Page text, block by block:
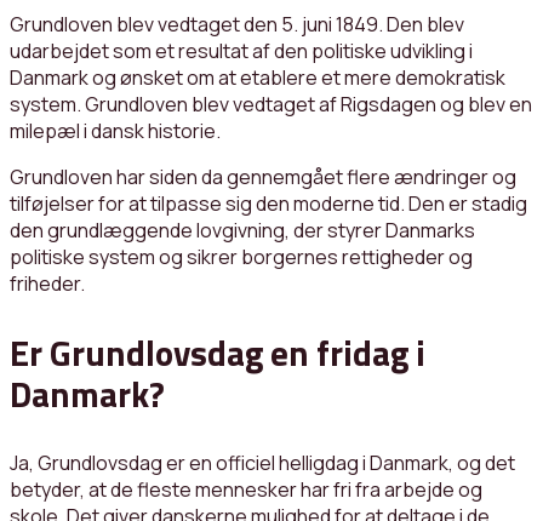
Grundloven blev vedtaget den 5. juni 1849. Den blev
udarbejdet som et resultat af den politiske udvikling i
Danmark og ønsket om at etablere et mere demokratisk
system. Grundloven blev vedtaget af Rigsdagen og blev en
milepæl i dansk historie.
Grundloven har siden da gennemgået flere ændringer og
tilføjelser for at tilpasse sig den moderne tid. Den er stadig
den grundlæggende lovgivning, der styrer Danmarks
politiske system og sikrer borgernes rettigheder og
friheder.
Er Grundlovsdag en fridag i
Danmark?
Ja, Grundlovsdag er en officiel helligdag i Danmark, og det
betyder, at de fleste mennesker har fri fra arbejde og